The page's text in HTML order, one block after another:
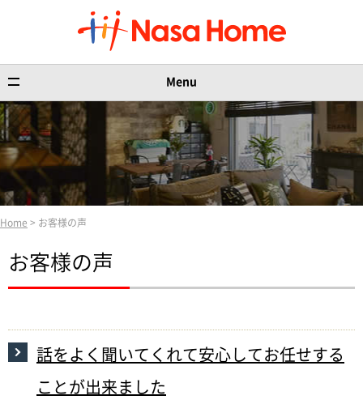
Menu
Home > お客様の声
お客様の声
話をよく聞いてくれて安心してお任せする
ことが出来ました